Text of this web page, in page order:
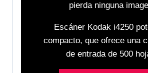
pierda ninguna
Escáner Kodak i4250
compacto, que ofrece una
de entrada de 500